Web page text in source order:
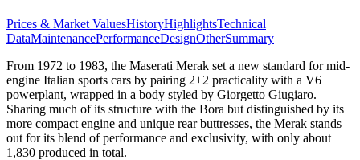
Prices & Market ValuesHistoryHighlightsTechnical
DataMaintenancePerformanceDesignOtherSummary
From 1972 to 1983, the Maserati Merak set a new standard for mid-
engine Italian sports cars by pairing 2+2 practicality with a V6
powerplant, wrapped in a body styled by Giorgetto Giugiaro.
Sharing much of its structure with the Bora but distinguished by its
more compact engine and unique rear buttresses, the Merak stands
out for its blend of performance and exclusivity, with only about
1,830 produced in total.